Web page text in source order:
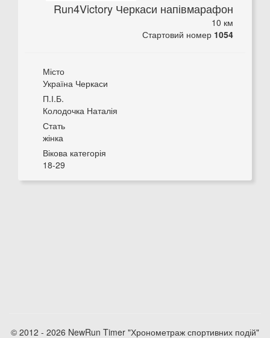
Run4Victory Черкаси напівмарафон
10 км
Стартовий номер 1054
Місто
Україна Черкаси
П.І.Б.
Колодочка Наталія
Стать
жінка
Вікова категорія
18-29
© 2012 - 2026 NewRun Timer "Хронометраж спортивних подій"